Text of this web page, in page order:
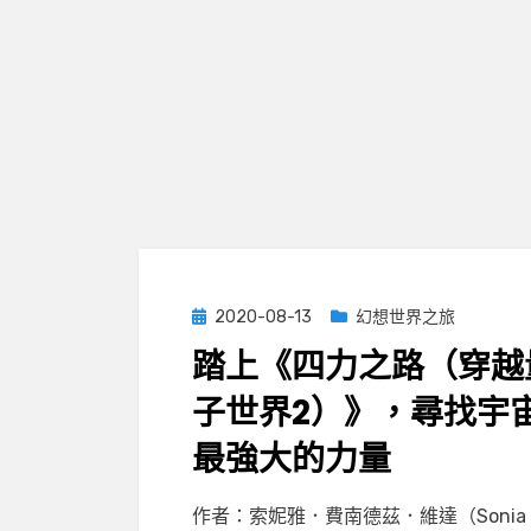
Posted
on
2020-08-13 幻想世界之旅
踏上《四力之路（穿
子世界2）》，尋找宇
最強大的力量
by 小云
Leave a commenton
作者：索妮雅．費南德茲．維達（Sonia